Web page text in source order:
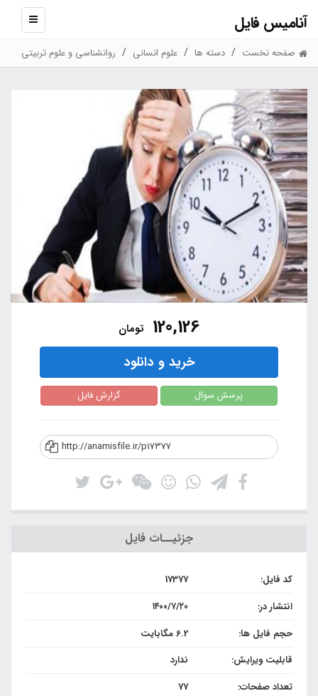
آنامیس فایل
نمایش
صفحه نخست دسته ها علوم انسانی روانشناسی و علوم تربیتی
120,126 تومان
خرید و دانلود
پرسش سوال گزارش فایل
http://anamisfile.ir/p17377
جزئیــات فایل
کد فایل:
17377
انتشار در:
۱۴۰۰/۷/۲۰
حجم فایل ها:
6.2 مگابایت
قابلیت ویرایش:
ندارد
تعداد صفحات:
77